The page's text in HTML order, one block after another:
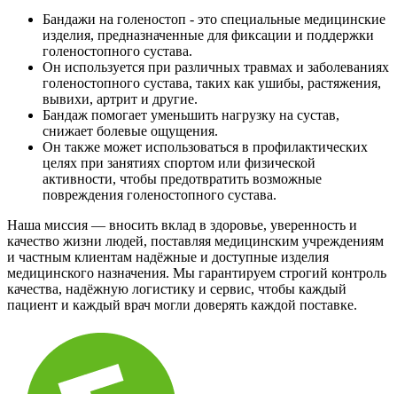
Бандажи на голеностоп - это специальные медицинские
изделия, предназначенные для фиксации и поддержки
голеностопного сустава.
Он используется при различных травмах и заболеваниях
голеностопного сустава, таких как ушибы, растяжения,
вывихи, артрит и другие.
Бандаж помогает уменьшить нагрузку на сустав,
снижает болевые ощущения.
Он также может использоваться в профилактических
целях при занятиях спортом или физической
активности, чтобы предотвратить возможные
повреждения голеностопного сустава.
Наша миссия — вносить вклад в здоровье, уверенность и
качество жизни людей, поставляя медицинским учреждениям
и частным клиентам надёжные и доступные изделия
медицинского назначения. Мы гарантируем строгий контроль
качества, надёжную логистику и сервис, чтобы каждый
пациент и каждый врач могли доверять каждой поставке.